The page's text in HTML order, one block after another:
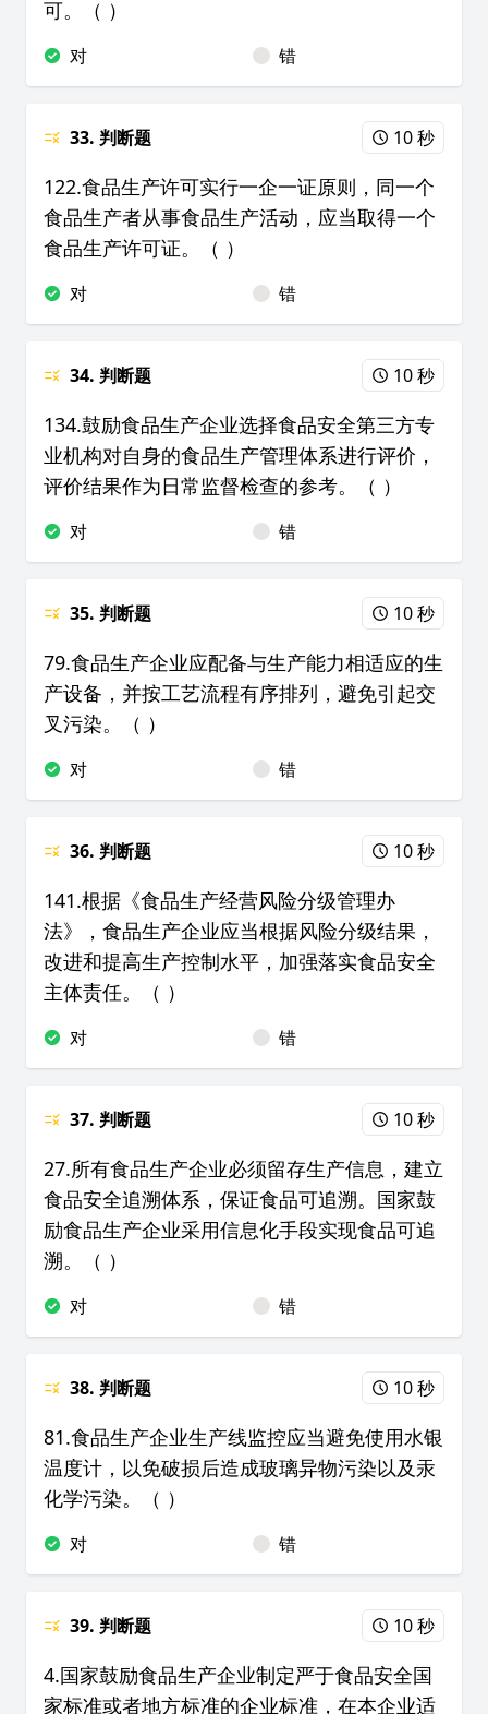
可。（ ）
对 错
33. 判断题 10 秒
122.食品生产许可实行一企一证原则，同一个
食品生产者从事食品生产活动，应当取得一个
食品生产许可证。（ ）
对 错
34. 判断题 10 秒
134.鼓励食品生产企业选择食品安全第三方专
业机构对自身的食品生产管理体系进行评价，
评价结果作为日常监督检查的参考。（ ）
对 错
35. 判断题 10 秒
79.食品生产企业应配备与生产能力相适应的生
产设备，并按工艺流程有序排列，避免引起交
叉污染。（ ）
对 错
36. 判断题 10 秒
141.根据《食品生产经营风险分级管理办
法》，食品生产企业应当根据风险分级结果，
改进和提高生产控制水平，加强落实食品安全
主体责任。（ ）
对 错
37. 判断题 10 秒
27.所有食品生产企业必须留存生产信息，建立
食品安全追溯体系，保证食品可追溯。国家鼓
励食品生产企业采用信息化手段实现食品可追
溯。（ ）
对 错
38. 判断题 10 秒
81.食品生产企业生产线监控应当避免使用水银
温度计，以免破损后造成玻璃异物污染以及汞
化学污染。（ ）
对 错
39. 判断题 10 秒
4.国家鼓励食品生产企业制定严于食品安全国
家标准或者地方标准的企业标准，在本企业适